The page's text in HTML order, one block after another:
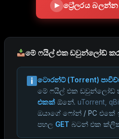
ට්‍රේලරය බලන්න
මේ ෆයිල් එක ඩවුන්ලෝඩ්
ටොරන්ට් (Torrent)
මේ ෆයිල් එක
එකක් ඕනේ. uTorrent,
ඔයාගේ ෆෝන් / PC
පහල GET බටන් එක